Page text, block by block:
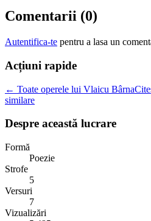
Comentarii (0)
Autentifica-te pentru a lasa un
Acțiuni rapide
← Toate operele lui Vlaicu Bârna
similare
Despre această lucrare
Formă
Poezie
Strofe
5
Versuri
7
Vizualizări